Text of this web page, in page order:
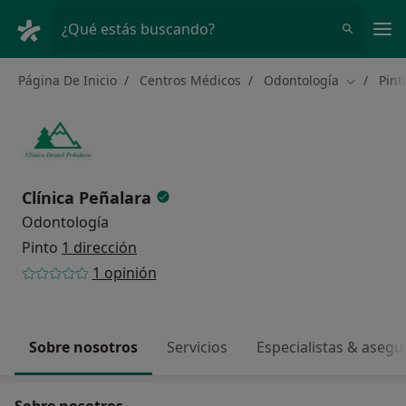
¿Qué estás buscando?
Página De Inicio Centros Médicos Odontología Cambiar
Clínica Peñalara
Odontología
Pinto 1 dirección
1 opinión
Sobre nosotros Servicios Especialistas &